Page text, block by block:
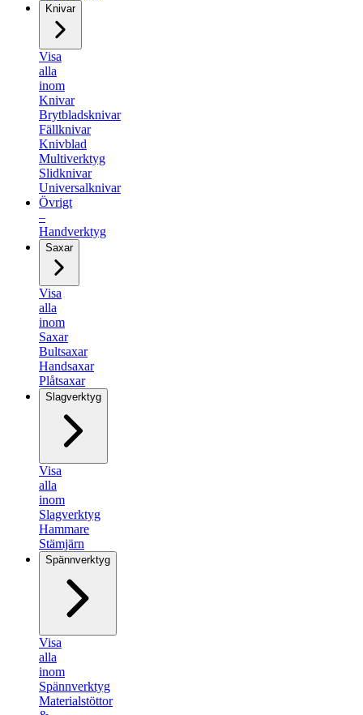
Knivar
Visa
alla
inom
Knivar
Brytbladsknivar
Fällknivar
Knivblad
Multiverktyg
Slidknivar
Universalknivar
Övrigt
–
Handverktyg
Saxar
Visa
alla
inom
Saxar
Bultsaxar
Handsaxar
Plåtsaxar
Slagverktyg
Visa
alla
inom
Slagverktyg
Hammare
Stämjärn
Spännverktyg
Visa
alla
inom
Spännverktyg
Materialstöttor